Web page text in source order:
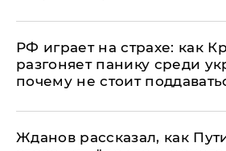
РФ играет на страхе: как
разгоняет панику среди
почему не стоит
Жданов рассказал, как